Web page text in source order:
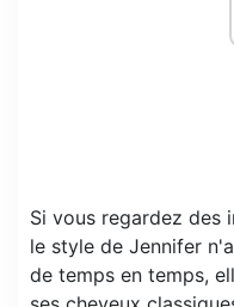
Si vous regardez des
le style de Jennifer
de temps en temps,